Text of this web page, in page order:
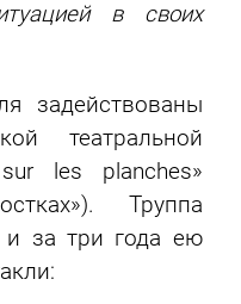
в своих
задействованы
театральной
les planches»
Труппа
за три года ею